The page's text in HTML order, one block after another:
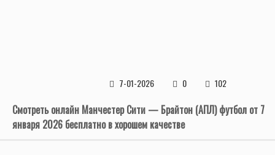
7-01-2026 0 102
Смотреть онлайн Манчестер Сити — Брайтон (АПЛ) футбол от 7
января 2026 бесплатно в хорошем качестве